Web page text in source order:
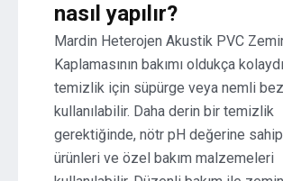
nasıl yapılır?
Mardin Heterojen Akustik PVC
Kaplamasının bakımı oldukça
temizlik için süpürge veya nemli bez
kullanılabilir. Daha derin bir temizlik
gerektiğinde, nötr pH değerine
ürünleri ve özel bakım malzemeleri